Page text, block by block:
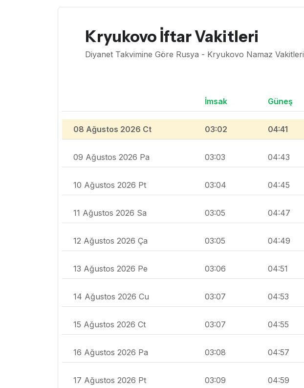
Kryukovo İftar Vakitleri
Diyanet Takvimine Göre Rusya - Kryukovo Namaz Vakitleri
İmsak Güneş
08 Ağustos 2026 Ct 03:02 04:41
09 Ağustos 2026 Pa 03:03 04:43
10 Ağustos 2026 Pt 03:04 04:45
11 Ağustos 2026 Sa 03:05 04:47
12 Ağustos 2026 Ça 03:05 04:49
13 Ağustos 2026 Pe 03:06 04:51
14 Ağustos 2026 Cu 03:07 04:53
15 Ağustos 2026 Ct 03:07 04:55
16 Ağustos 2026 Pa 03:08 04:57
17 Ağustos 2026 Pt 03:09 04:59